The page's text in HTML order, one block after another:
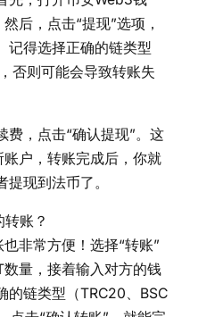
后，点击“提现”选项，
记得选择正确的链类型
否则可能会导致转账失
费，点击“确认提现”。这
户，转账完成后，你就
现到法币了。
账？
非常方便！选择“转账”
量，接着输入对方的钱
的链类型（TRC20、BSC